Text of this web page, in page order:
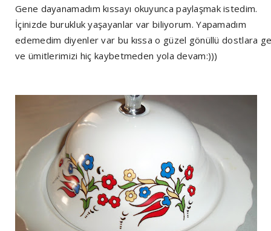
Gene dayanamadım kıssayı okuyunca paylaşmak istedim.
İçinizde burukluk yaşayanlar var biliyorum. Yapamadım
edemedim diyenler var bu kıssa o güzel gönüllü dostlara
ve ümitlerimizi hiç kaybetmeden yola devam:)))